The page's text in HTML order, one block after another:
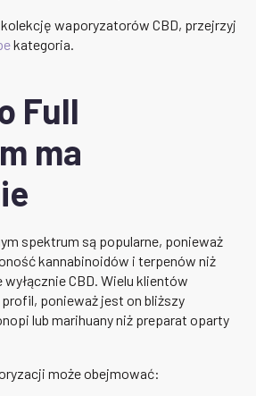
waporyzatorów CBD, przejrzyj
kategoria.
Full
ma
spektrum są popularne, ponieważ
kannabinoidów i terpenów niż
CBD. Wielu klientów
ponieważ jest on bliższy
lub marihuany niż preparat oparty
może obejmować: